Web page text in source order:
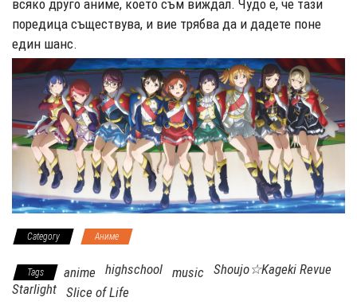
всяко друго аниме, което съм виждал. Чудо е, че тази
поредица съществува, и вие трябва да и дадете поне
един шанс.
Category Аниме
Tags anime highschool music Shoujo☆Kageki Revue
Starlight Slice of Life